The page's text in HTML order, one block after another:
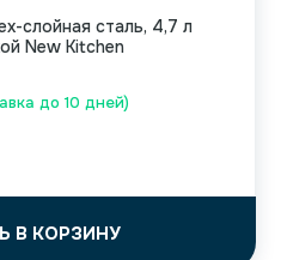
до 10 дней)
слойная сталь, 4,7 л
New Kitchen
В КОРЗИНУ